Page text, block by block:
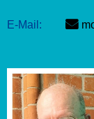
E-Mail: